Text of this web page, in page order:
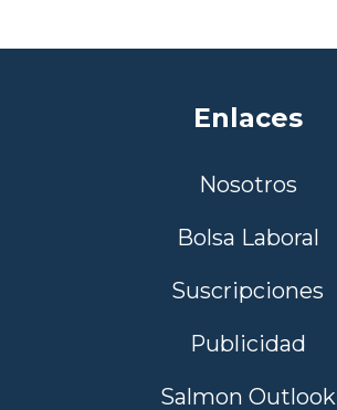
Enlaces
Nosotros
Bolsa Laboral
Suscripciones
Publicidad
Salmon Outlook